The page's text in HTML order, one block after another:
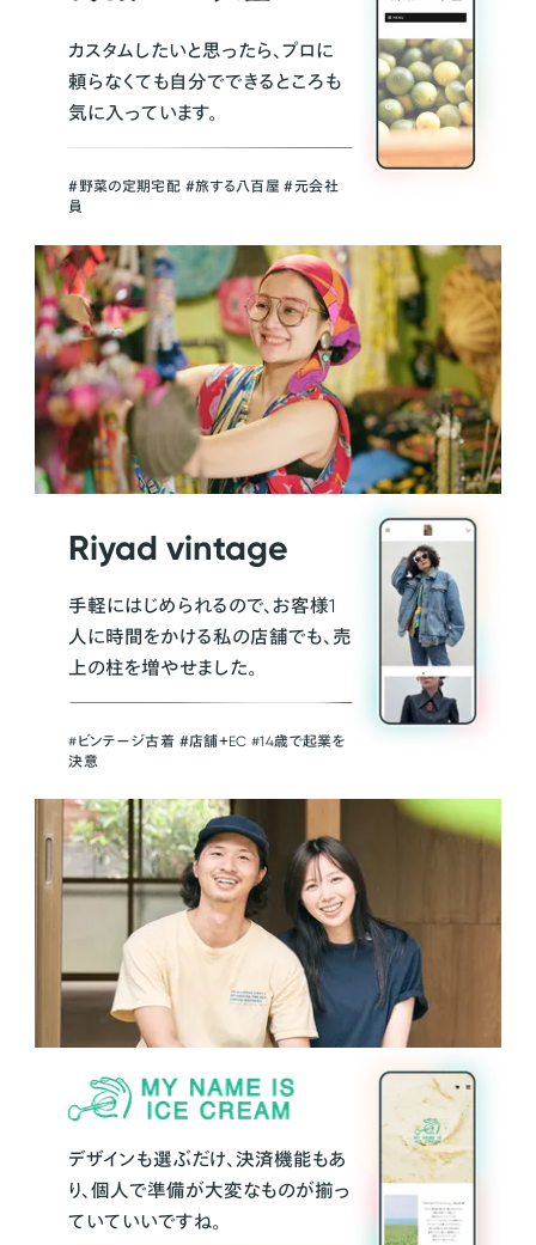
カスタムしたいと思ったら、プロに
頼らなくても自分でできるところも
気に入っています。
＃野菜の定期宅配 ＃旅する八百屋 ＃元会社
員
Riyad vintage
手軽にはじめられるので、お客様1
人に時間をかける私の店舗でも、売
上の柱を増やせました。
#ビンテージ古着 ＃店舗＋EC #14歳で起業を
決意
デザインも選ぶだけ、決済機能もあ
り、個人で準備が大変なものが揃っ
ていていいですね。